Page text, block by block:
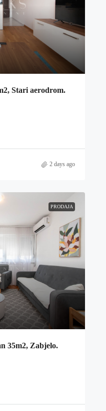
Stari aerodrom.
2 days ago
PRODAJA
35m2, Zabjelo.